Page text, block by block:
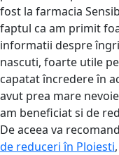
fost la farmacia
faptul ca am primit
informatii despre
nascuti, foarte utile
capatat încredere în
avut prea mare
am beneficiat si de
De aceea va
de reduceri în Ploiesti,